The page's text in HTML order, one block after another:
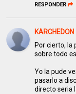
RESPONDER
KARCHEDON
Por cierto, la
sobre todo
Yo la pude
pasarlo a
directo seria